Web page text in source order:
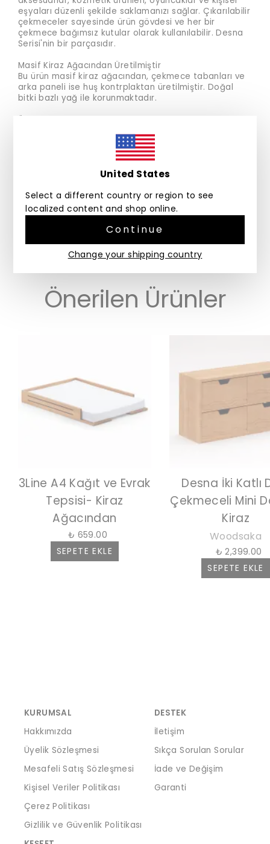
United States
Select a different country or region to see
localized content and shop online.
Continue
Change your shipping country
eşyaları düzenli şekilde saklamanızı sağlar. Çıkarılabilir
çekmeceler sayesinde ürün gövdesi ve her bir
çekmece bağımsız kutular olarak kullanılabilir. Desna
Serisi'nin bir parçasıdır.
Masif Kiraz Ağacından Üretilmiştir
Bu ürün masif kiraz ağacından, çekmece tabanları ve
arka paneli ise huş kontrplaktan üretilmiştir. Doğal
bitki bazlı yağ ile korunmaktadır.
Masif Kiraz Ağacı, Huş Kontrplak
Bu ürün masif kiraz ağacı ve huş kontrplaktan
üretilmiştir. Doğal ahşap malzeme nedeniyle her
ürünün rengi kendine özgüdür. Ölçülerde küçük
Önerilen Ürünler
3Line A4 Kağıt ve Evrak
Tepsisi- Kiraz
Ağacından
₺ 659.00
SEPETE EKLE
Desna İki Katlı
Çekmeceli Mini
Kiraz
Woodsaka
₺ 2,399.00
SEPETE EKLE
KURUMSAL
Hakkımızda
Üyelik Sözleşmesi
Mesafeli Satış Sözleşmesi
Kişisel Veriler Politikası
Çerez Politikası
Gizlilik ve Güvenlik Politikası
DESTEK
İletişim
Sıkça Sorulan Sorular
İade ve Değişim
Garanti